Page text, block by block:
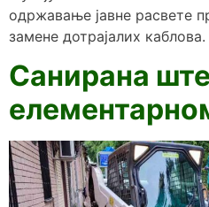
одржавање јавне расвете
замене дотрајалих каблова.
Санирана